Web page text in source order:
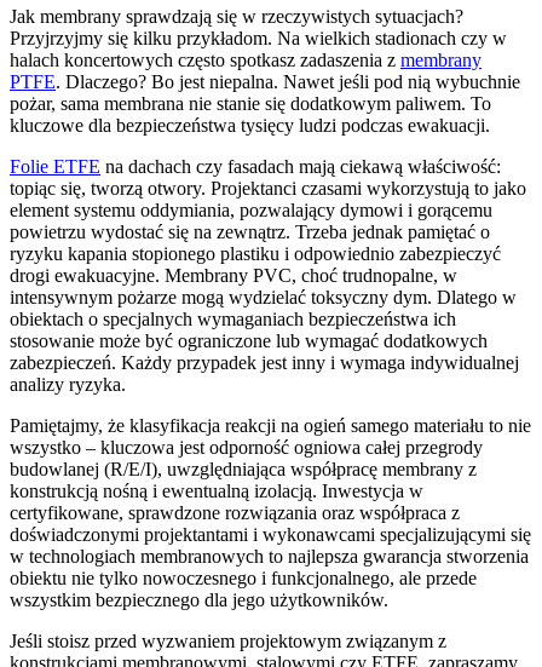
Jak membrany sprawdzają się w rzeczywistych sytuacjach?
Przyjrzyjmy się kilku przykładom. Na wielkich stadionach czy w
halach koncertowych często spotkasz zadaszenia z membrany
PTFE. Dlaczego? Bo jest niepalna. Nawet jeśli pod nią wybuchnie
pożar, sama membrana nie stanie się dodatkowym paliwem. To
kluczowe dla bezpieczeństwa tysięcy ludzi podczas ewakuacji.
Folie ETFE na dachach czy fasadach mają ciekawą właściwość:
topiąc się, tworzą otwory. Projektanci czasami wykorzystują to jako
element systemu oddymiania, pozwalający dymowi i gorącemu
powietrzu wydostać się na zewnątrz. Trzeba jednak pamiętać o
ryzyku kapania stopionego plastiku i odpowiednio zabezpieczyć
drogi ewakuacyjne. Membrany PVC, choć trudnopalne, w
intensywnym pożarze mogą wydzielać toksyczny dym. Dlatego w
obiektach o specjalnych wymaganiach bezpieczeństwa ich
stosowanie może być ograniczone lub wymagać dodatkowych
zabezpieczeń. Każdy przypadek jest inny i wymaga indywidualnej
analizy ryzyka.
Pamiętajmy, że klasyfikacja reakcji na ogień samego materiału to nie
wszystko – kluczowa jest odporność ogniowa całej przegrody
budowlanej (R/E/I), uwzględniająca współpracę membrany z
konstrukcją nośną i ewentualną izolacją. Inwestycja w
certyfikowane, sprawdzone rozwiązania oraz współpraca z
doświadczonymi projektantami i wykonawcami specjalizującymi się
w technologiach membranowych to najlepsza gwarancja stworzenia
obiektu nie tylko nowoczesnego i funkcjonalnego, ale przede
wszystkim bezpiecznego dla jego użytkowników.
Jeśli stoisz przed wyzwaniem projektowym związanym z